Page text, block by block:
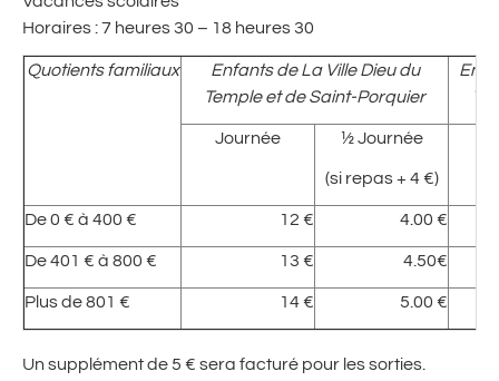
Horaires : 7 heures 30 – 18 heures 30
Quotients familiaux
Enfants de La Ville Dieu du
Temple et de Saint-Porquier
Journée ½ Journée
(si repas + 4 €)
De 0 € à 400 € 12 € 4.00 €
De 401 € à 800 € 13 € 4.50€
Plus de 801 € 14 € 5.00 €
Un supplément de 5 € sera facturé pour les sorties.